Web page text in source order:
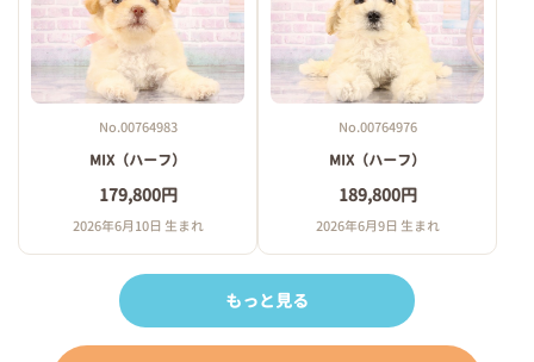
No.00764983
MIX（ハーフ）
179,800円
2026年6月10日 生まれ
No.00764976
MIX（ハーフ）
189,800円
2026年6月9日 生まれ
もっと見る